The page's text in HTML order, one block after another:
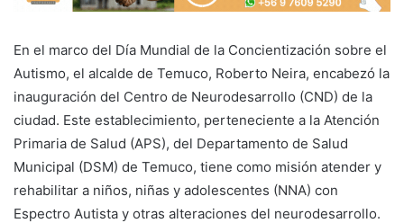
En el marco del Día Mundial de la Concientización sobre el
Autismo, el alcalde de Temuco, Roberto Neira, encabezó la
inauguración del Centro de Neurodesarrollo (CND) de la
ciudad. Este establecimiento, perteneciente a la Atención
Primaria de Salud (APS), del Departamento de Salud
Municipal (DSM) de Temuco, tiene como misión atender y
rehabilitar a niños, niñas y adolescentes (NNA) con
Espectro Autista y otras alteraciones del neurodesarrollo.